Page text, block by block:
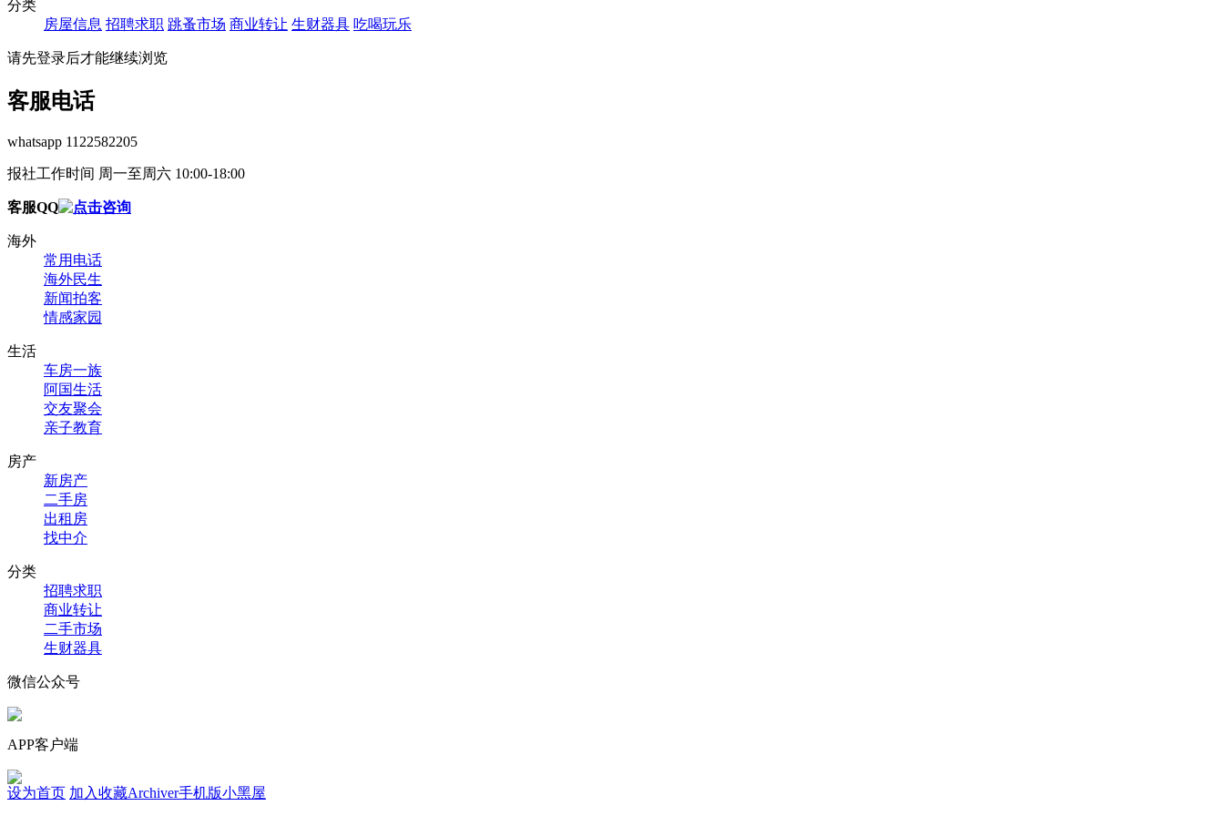
分类
房屋信息 招聘求职 跳蚤市场 商业转让 生财器具 吃喝玩乐
请先登录后才能继续浏览
客服电话
whatsapp 1122582205
报社工作时间 周一至周六 10:00-18:00
客服QQ
海外
常用电话
海外民生
新闻拍客
情感家园
生活
车房一族
阿国生活
交友聚会
亲子教育
房产
新房产
二手房
出租房
找中介
分类
招聘求职
商业转让
二手市场
生财器具
微信公众号
APP客户端
设为首页 加入收藏Archiver手机版小黑屋